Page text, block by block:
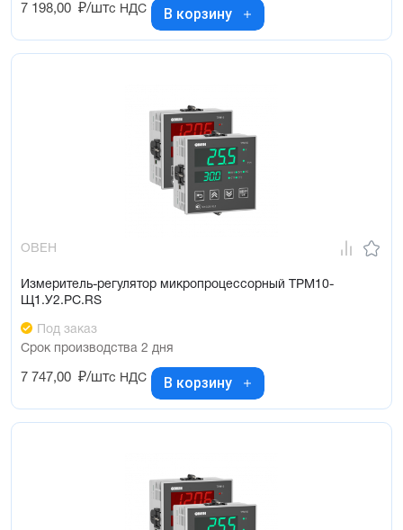
7 198,00 ₽/штс НДС В корзину
ОВЕН
Измеритель-регулятор микропроцессорный ТРМ10-
Щ1.У2.РС.RS
Под заказ
Срок производства 2 дня
7 747,00 ₽/штс НДС В корзину